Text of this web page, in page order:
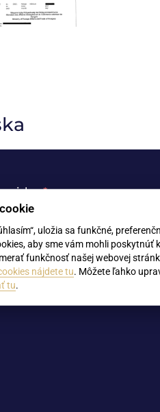
uložia sa funkčné,
aby sme vám mohli poskytnúť
funkčnosť našej webovej
nájdete tu. Môžete ľahko
tu.